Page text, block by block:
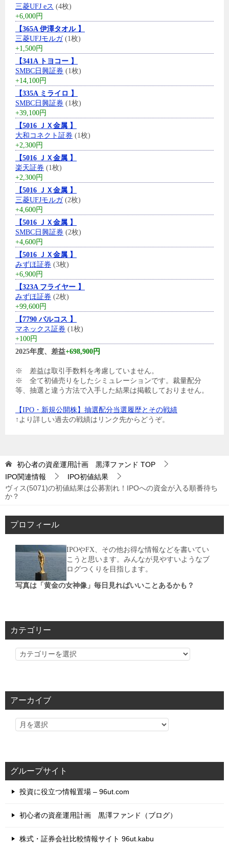
三菱UFJ eス (4枚)
+6,000円
【365A 伊澤タオル 】
三菱UFJモルガ(1枚)
+1,500円
【341A トヨコー 】
SMBC日興証券 (1枚)
+14,100円
【335A ミライロ 】
SMBC日興証券 (1枚)
+39,100円
【5016 ＪＸ金属 】
大和コネクト証券 (1枚)
+2,300円
【5016 ＪＸ金属 】
楽天証券 (1枚)
+2,300円
【5016 ＪＸ金属 】
三菱UFJモルガ(2枚)
+4,600円
【5016 ＪＸ金属 】
SMBC日興証券 (2枚)
+4,600円
【5016 ＪＸ金属 】
みずほ証券 (3枚)
+6,900円
【323A フライヤー 】
みずほ証券 (2枚)
+99,600円
【7790 バルコス 】
マネックス証券 (1枚)
+100円
2025年度、差益+698,900円
※ 差益は取引手数料を考慮していません。
※ 全て初値売りをしたシミュレーションです。裁量配分
等、抽選と違う方法で入手した結果は掲載しておりません。
【IPO・新規公開株】抽選配分当選履歴とその戦績
↑より詳しい過去の戦績はリンク先からどうぞ。
初心者の資産運用計画 黒澤ファンド TOP
IPO関連情報
IPO初値結果
ヴィス(5071)の初値結果は公募割れ！IPOへの資金が入る順番待ち
か？
プロフィール
IPOやFX、その他お得な情報などを書いてい
こうと思います。みんなが見やすいようなブ
ログつくりを目指します。
写真は「黄金の女神像」毎日見ればいいことあるかも？
カテゴリー
カ
リ
アーカイブ
グループサイト
投資に役立つ情報置場 – 96ut.com
初心者の資産運用計画 黒澤ファンド（ブログ）
株式・証券会社比較情報サイト 96ut.kabu